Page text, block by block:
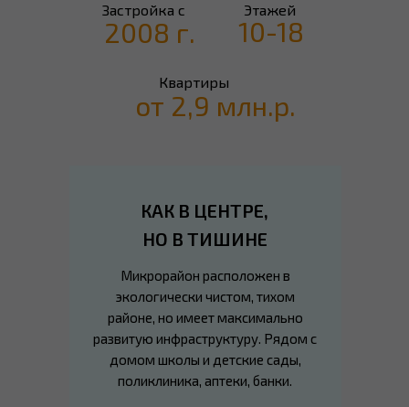
Застройка с
2008 г.
Этажей
10-18
Квартиры
от 2,9 млн.р.
КАК В ЦЕНТРЕ,
НО В ТИШИНЕ
Микрорайон расположен в
экологически чистом, тихом
районе, но имеет максимально
развитую инфраструктуру. Рядом с
домом школы и детские сады,
поликлиника, аптеки, банки.